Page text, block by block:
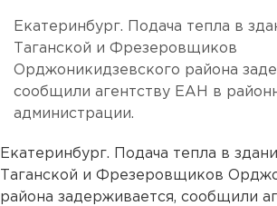
Екатеринбург. Подача тепла в
Таганской и Фрезеровщиков
Орджоникидзевского района
сообщили агентству ЕАН в
администрации.
Екатеринбург. Подача тепла в
Таганской и Фрезеровщиков
района задерживается, сообщили